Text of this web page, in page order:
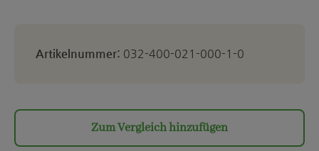
Artikelnummer: 032-400-021-000-1-0
Zum Vergleich hinzufügen